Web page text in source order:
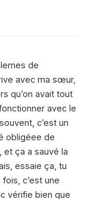
de
avec ma sœur,
qu’on avait tout
avec le
c’est un
obligéee de
ça a sauvé la
essaie ça, tu
c’est une
vérifie bien que